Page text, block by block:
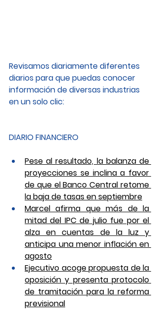
Revisamos diariamente diferentes
diarios para que puedas conocer
información de diversas industrias
en un solo clic:
DIARIO FINANCIERO
Pese al resultado, la balanza de
proyecciones se inclina a favor
de que el Banco Central retome
la baja de tasas en septiembre
Marcel afirma que más de la
mitad del IPC de julio fue por el
alza en cuentas de la luz y
anticipa una menor inflación en
agosto
Ejecutivo acoge propuesta de la
oposición y presenta protocolo
de tramitación para la reforma
previsional